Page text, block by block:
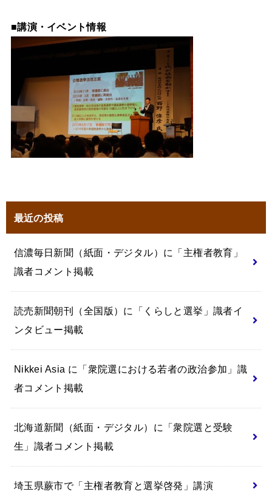
■講演・イベント情報
最近の投稿
信濃毎日新聞（紙面・デジタル）に「主権者教育」
識者コメント掲載
読売新聞朝刊（全国版）に「くらしと選挙」識者イ
ンタビュー掲載
Nikkei Asia に「衆院選における若者の政治参加」識
者コメント掲載
北海道新聞（紙面・デジタル）に「衆院選と受験
生」識者コメント掲載
埼玉県蕨市で「主権者教育と選挙啓発」講演